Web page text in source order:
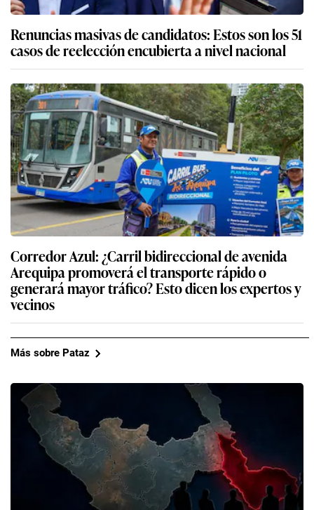
Renuncias masivas de candidatos: Estos son los 51
casos de reelección encubierta a nivel nacional
Corredor Azul: ¿Carril bidireccional de avenida
Arequipa promoverá el transporte rápido o
generará mayor tráfico? Esto dicen los expertos y
vecinos
Más sobre Pataz